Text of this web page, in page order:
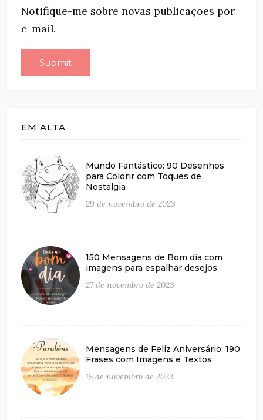
Notifique-me sobre novas publicações por
e-mail.
EM ALTA
Mundo Fantástico: 90 Desenhos
para Colorir com Toques de
Nostalgia
29 de novembro de 2023
150 Mensagens de Bom dia com
imagens para espalhar desejos
27 de novembro de 2023
Mensagens de Feliz Aniversário: 190
Frases com Imagens e Textos
15 de novembro de 2023